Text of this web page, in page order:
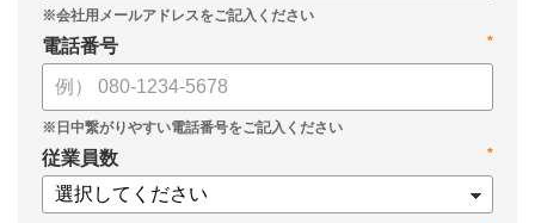
*
電話番号
*
従業員数